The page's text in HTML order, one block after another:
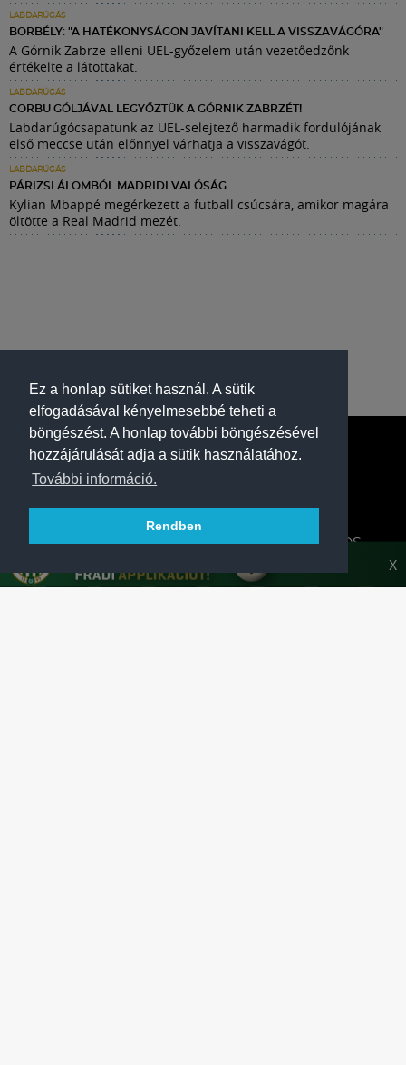
Ez a honlap sütiket használ. A sütik
elfogadásával kényelmesebbé teheti a
böngészést. A honlap további böngészésével
hozzájárulását adja a sütik használatához.
További információ.
Rendben
LABDARÚGÁS
BORBÉLY: "A HATÉKONYSÁGON JAVÍTANI KELL A VISSZAVÁGÓRA"
A Górnik Zabrze elleni UEL-győzelem után vezetőedzőnk
értékelte a látottakat.
LABDARÚGÁS
CORBU GÓLJÁVAL LEGYŐZTÜK A GÓRNIK ZABRZÉT!
Labdarúgócsapatunk az UEL-selejtező harmadik fordulójának
első meccse után előnnyel várhatja a visszavágót.
LABDARÚGÁS
PÁRIZSI ÁLOMBÓL MADRIDI VALÓSÁG
Kylian Mbappé megérkezett a futball csúcsára, amikor magára
öltötte a Real Madrid mezét.
A FERENCVÁROSI TORNA CLUB HIVATALOS
X